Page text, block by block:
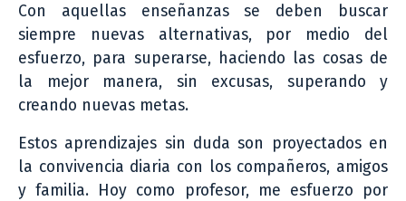
Con aquellas enseñanzas se deben buscar
siempre nuevas alternativas, por medio del
esfuerzo, para superarse, haciendo las cosas de
la mejor manera, sin excusas, superando y
creando nuevas metas.
Estos aprendizajes sin duda son proyectados en
la convivencia diaria con los compañeros, amigos
y familia. Hoy como profesor, me esfuerzo por